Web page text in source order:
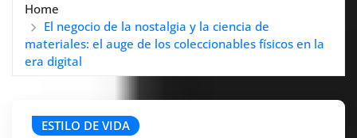
Home
El negocio de la nostalgia y la ciencia de
materiales: el auge de los coleccionables físicos en la
era digital
ESTILO DE VIDA